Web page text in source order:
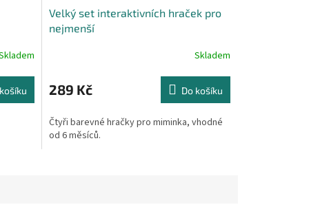
Velký set interaktivních hraček pro
nejmenší
Skladem
289 Kč Do košíku
Čtyři barevné hračky pro miminka, vhodné
od 6 měsíců.